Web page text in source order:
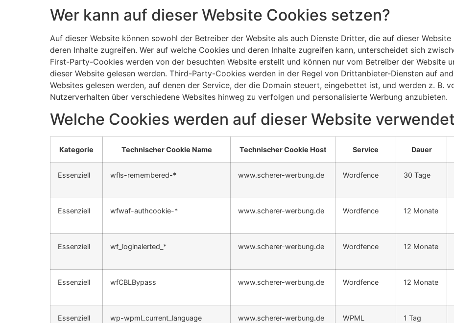
Wer kann auf dieser Website Cookies setzen?
Auf dieser Website können sowohl der Betreiber der Website als auch Dienste Dritter, die auf dieser
deren Inhalte zugreifen. Wer auf welche Cookies und deren Inhalte zugreifen kann, unterscheidet sich
First-Party-Cookies werden von der besuchten Website erstellt und können nur vom Betreiber der Website
dieser Website gelesen werden. Third-Party-Cookies werden in der Regel von Drittanbieter-Diensten auf
Websites gelesen werden, auf denen der Service, der die Domain steuert, eingebettet ist, und werden z. B.
Nutzerverhalten über verschiedene Websites hinweg zu verfolgen und personalisierte Werbung anzubieten.
Welche Cookies werden auf dieser Website
Kategorie Technischer Cookie Name Technischer Cookie Host Service Dauer
Essenziell wfls-remembered-* www.scherer-werbung.de Wordfence 30 Tage
Essenziell wfwaf-authcookie-* www.scherer-werbung.de Wordfence 12 Monate
Essenziell wf_loginalerted_* www.scherer-werbung.de Wordfence 12 Monate
Essenziell wfCBLBypass www.scherer-werbung.de Wordfence 12 Monate
Essenziell wp-wpml_current_language www.scherer-werbung.de WPML 1 Tag